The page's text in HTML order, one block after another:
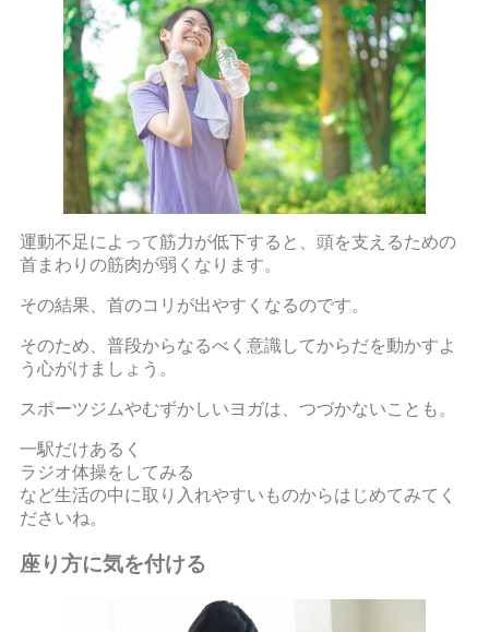
運動不足によって筋力が低下すると、頭を支えるための
首まわりの筋肉が弱くなります。
その結果、首のコリが出やすくなるのです。
そのため、普段からなるべく意識してからだを動かすよ
う心がけましょう。
スポーツジムやむずかしいヨガは、つづかないことも。
一駅だけあるく
ラジオ体操をしてみる
など生活の中に取り入れやすいものからはじめてみてく
ださいね。
座り方に気を付ける